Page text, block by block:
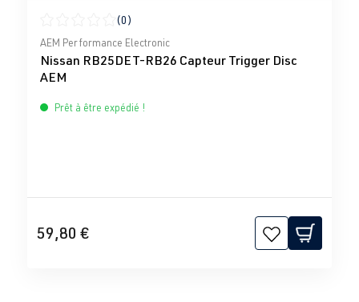
Note moyenne de 0 sur 5 étoiles
(0)
AEM Performance Electronic
Nissan RB25DET-RB26 Capteur Trigger Disc
AEM
Prêt à être expédié !
59,80 €